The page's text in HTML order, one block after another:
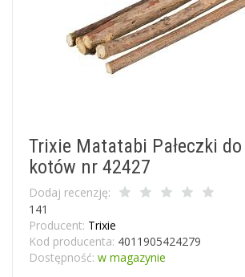
Trixie Matatabi Pałeczki
kotów nr 42427
Dodaj recenzję:
141
Producent: Trixie
Kod producenta: 4011905424279
Dostępność: w magazynie